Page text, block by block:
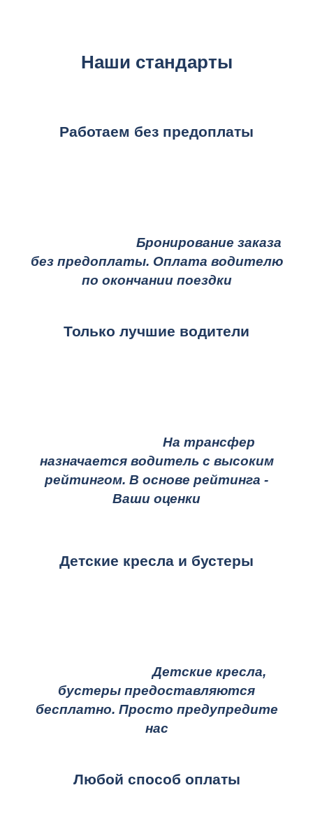
Наши стандарты
Работаем без предоплаты
Бронирование заказа
без предоплаты. Оплата водителю
по окончании поездки
Только лучшие водители
На трансфер
назначается водитель с высоким
рейтингом. В основе рейтинга -
Ваши оценки
Детские кресла и бустеры
Детские кресла,
бустеры предоставляются
бесплатно. Просто предупредите
нас
Любой способ оплаты